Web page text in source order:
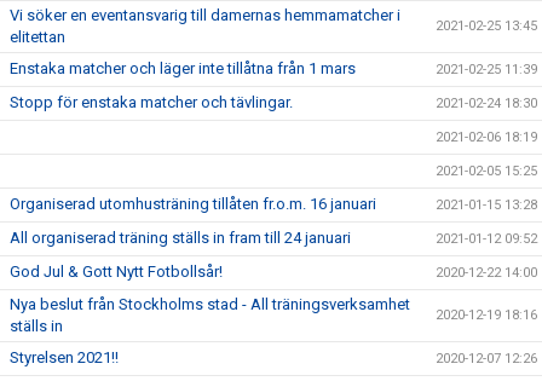
Vi söker en eventansvarig till damernas hemmamatcher i
elitettan
2021-02-25 13:45
Enstaka matcher och läger inte tillåtna från 1 mars 2021-02-25 11:39
Stopp för enstaka matcher och tävlingar. 2021-02-24 18:30
2021-02-06 18:19
2021-02-05 15:25
Organiserad utomhusträning tillåten fr.o.m. 16 januari 2021-01-15 13:28
All organiserad träning ställs in fram till 24 januari 2021-01-12 09:52
God Jul & Gott Nytt Fotbollsår! 2020-12-22 14:00
Nya beslut från Stockholms stad - All träningsverksamhet
ställs in
2020-12-19 18:16
Styrelsen 2021!! 2020-12-07 12:26